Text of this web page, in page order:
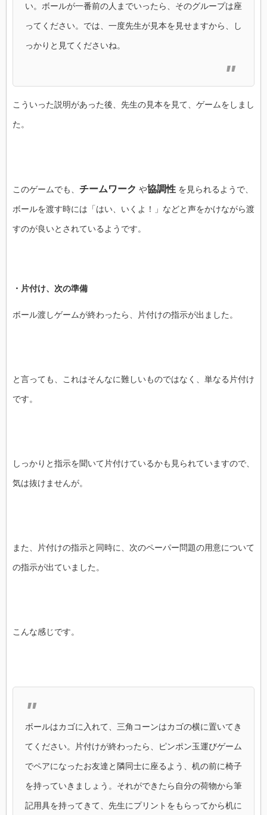
い。ボールが一番前の人までいったら、そのグループは座
ってください。では、一度先生が見本を見せますから、し
っかりと見てくださいね。
こういった説明があった後、先生の見本を見て、ゲームをしまし
た。
このゲームでも、 チームワーク や協調性 を見られるようで、
ボールを渡す時には「はい、いくよ！」などと声をかけながら渡
すのが良いとされているようです。
・片付け、次の準備
ボール渡しゲームが終わったら、片付けの指示が出ました。
と言っても、これはそんなに難しいものではなく、単なる片付け
です。
しっかりと指示を聞いて片付けているかも見られていますので、
気は抜けませんが。
また、片付けの指示と同時に、次のペーパー問題の用意について
の指示が出ていました。
こんな感じです。
ボールはカゴに入れて、三角コーンはカゴの横に置いてき
てください。片付けが終わったら、ピンポン玉運びゲーム
でペアになったお友達と隣同士に座るよう、机の前に椅子
を持っていきましょう。それができたら自分の荷物から筆
記用具を持ってきて、先生にプリントをもらってから机に